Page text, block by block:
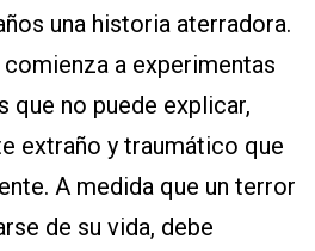
una historia aterradora.
a experimentas
que no puede explicar,
extraño y traumático que
A medida que un terror
de su vida, debe